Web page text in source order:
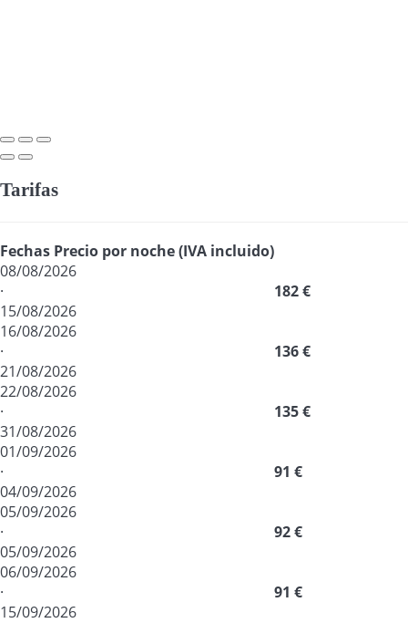
Tarifas
Fechas Precio por noche (IVA incluido)
08/08/2026
·
15/08/2026
182 €
16/08/2026
·
21/08/2026
136 €
22/08/2026
·
31/08/2026
135 €
01/09/2026
·
04/09/2026
91 €
05/09/2026
·
05/09/2026
92 €
06/09/2026
·
15/09/2026
91 €